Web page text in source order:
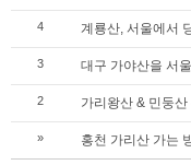
4 계룡산, 서울에서
3 대구 가야산을 서
2 가리왕산 & 민둥산
» 홍천 가리산 가는